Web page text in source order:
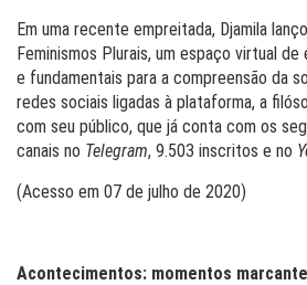
Em uma recente empreitada, Djamila
Feminismos Plurais, um espaço virtual
e fundamentais para a compreensão da
redes sociais ligadas à plataforma, a
com seu público, que já conta com os
canais no Telegram, 9.503 inscritos e no
(Acesso em 07 de julho de 2020)
Acontecimentos: momentos